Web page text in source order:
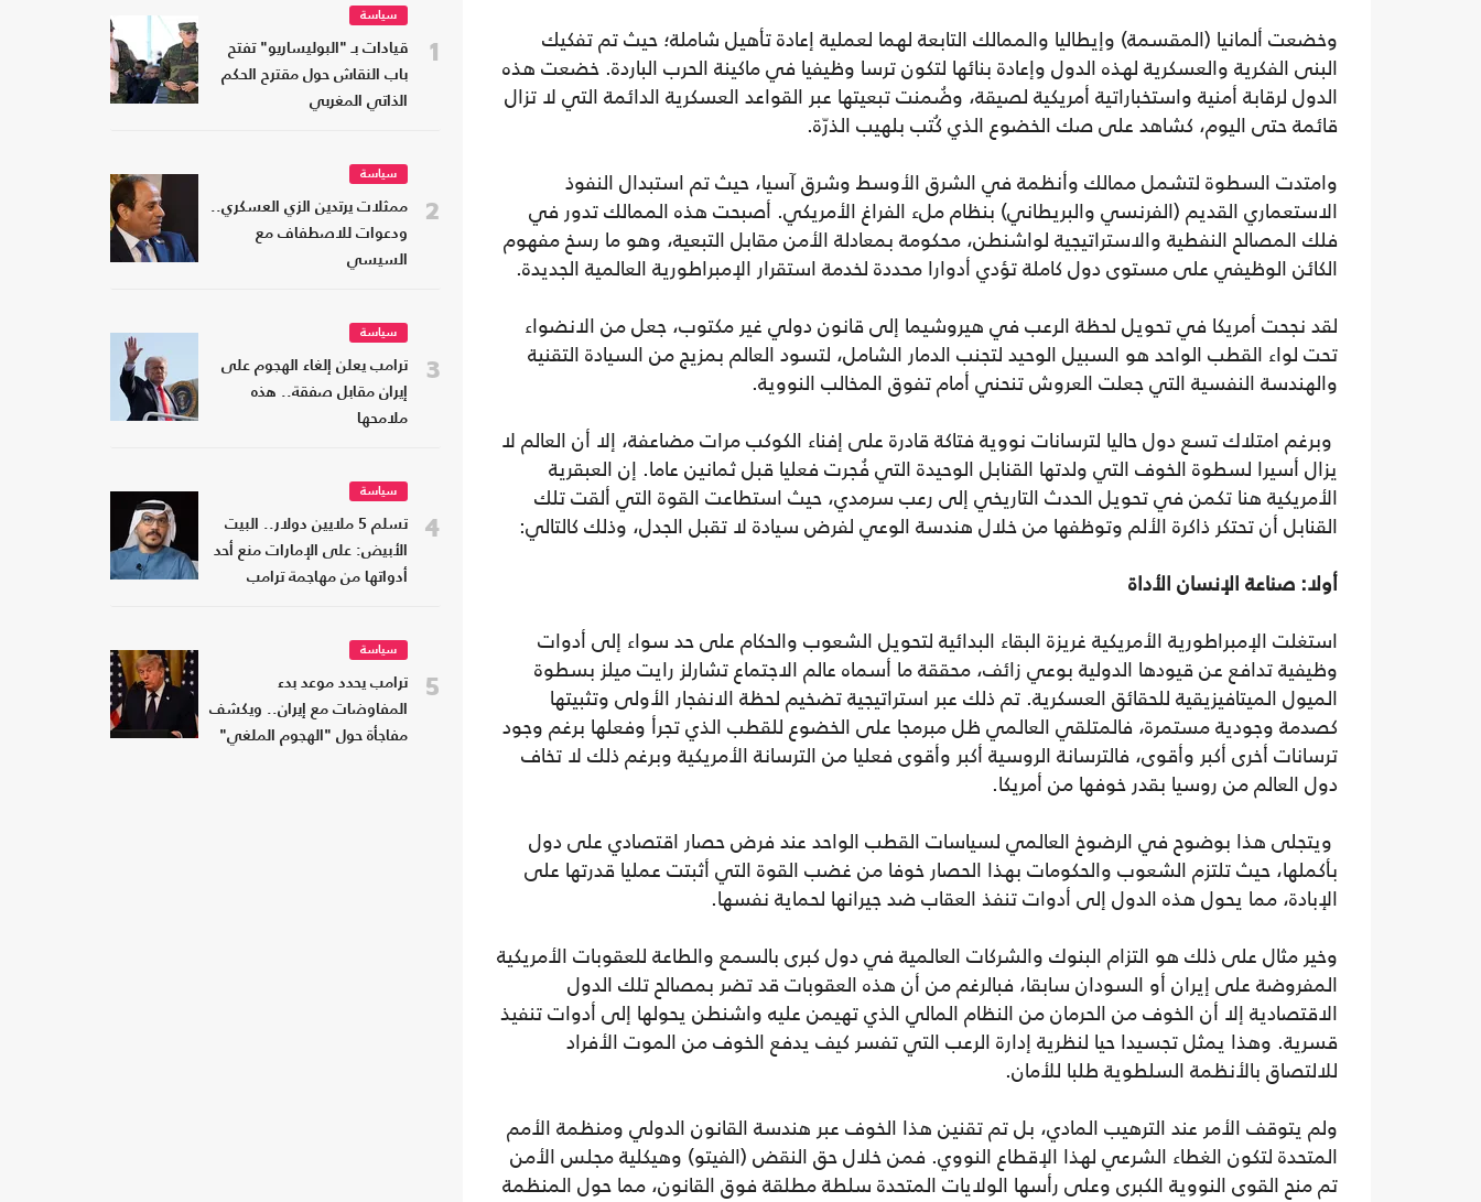
وخضعت ألمانيا (المقسمة) وإيطاليا والممالك التابعة لهما لعملية إعادة تأهيل شاملة؛ حيث تم تفكيك
البنى الفكرية والعسكرية لهذه الدول وإعادة بنائها لتكون ترسا وظيفيا في ماكينة الحرب الباردة. خضعت هذه
الدول لرقابة أمنية واستخباراتية أمريكية لصيقة، وضُمنت تبعيتها عبر القواعد العسكرية الدائمة التي لا تزال
قائمة حتى اليوم، كشاهد على صك الخضوع الذي كُتب بلهيب الذرّة.
وامتدت السطوة لتشمل ممالك وأنظمة في الشرق الأوسط وشرق آسيا، حيث تم استبدال النفوذ
الاستعماري القديم (الفرنسي والبريطاني) بنظام ملء الفراغ الأمريكي. أصبحت هذه الممالك تدور في
فلك المصالح النفطية والاستراتيجية لواشنطن، محكومة بمعادلة الأمن مقابل التبعية، وهو ما رسخ مفهوم
الكائن الوظيفي على مستوى دول كاملة تؤدي أدوارا محددة لخدمة استقرار الإمبراطورية العالمية الجديدة.
لقد نجحت أمريكا في تحويل لحظة الرعب في هيروشيما إلى قانون دولي غير مكتوب، جعل من الانضواء
تحت لواء القطب الواحد هو السبيل الوحيد لتجنب الدمار الشامل، لتسود العالم بمزيج من السيادة التقنية
والهندسة النفسية التي جعلت العروش تنحني أمام تفوق المخالب النووية.
وبرغم امتلاك تسع دول حاليا لترسانات نووية فتاكة قادرة على إفناء الكوكب مرات مضاعفة، إلا أن العالم لا
يزال أسيرا لسطوة الخوف التي ولدتها القنابل الوحيدة التي فُجرت فعليا قبل ثمانين عاما. إن العبقرية
الأمريكية هنا تكمن في تحويل الحدث التاريخي إلى رعب سرمدي، حيث استطاعت القوة التي ألقت تلك
القنابل أن تحتكر ذاكرة الألم وتوظفها من خلال هندسة الوعي لفرض سيادة لا تقبل الجدل، وذلك كالتالي:
أولا: صناعة الإنسان الأداة
استغلت الإمبراطورية الأمريكية غريزة البقاء البدائية لتحويل الشعوب والحكام على حد سواء إلى أدوات
وظيفية تدافع عن قيودها الدولية بوعي زائف، محققة ما أسماه عالم الاجتماع تشارلز رايت ميلز بسطوة
الميول الميتافيزيقية للحقائق العسكرية. تم ذلك عبر استراتيجية تضخيم لحظة الانفجار الأولى وتثبيتها
كصدمة وجودية مستمرة، فالمتلقي العالمي ظل مبرمجا على الخضوع للقطب الذي تجرأ وفعلها برغم وجود
ترسانات أخرى أكبر وأقوى، فالترسانة الروسية أكبر وأقوى فعليا من الترسانة الأمريكية وبرغم ذلك لا تخاف
دول العالم من روسيا بقدر خوفها من أمريكا.
ويتجلى هذا بوضوح في الرضوخ العالمي لسياسات القطب الواحد عند فرض حصار اقتصادي على دول
بأكملها، حيث تلتزم الشعوب والحكومات بهذا الحصار خوفا من غضب القوة التي أثبتت عمليا قدرتها على
الإبادة، مما يحول هذه الدول إلى أدوات تنفذ العقاب ضد جيرانها لحماية نفسها.
وخير مثال على ذلك هو التزام البنوك والشركات العالمية في دول كبرى بالسمع والطاعة للعقوبات الأمريكية
المفروضة على إيران أو السودان سابقا، فبالرغم من أن هذه العقوبات قد تضر بمصالح تلك الدول
الاقتصادية إلا أن الخوف من الحرمان من النظام المالي الذي تهيمن عليه واشنطن يحولها إلى أدوات تنفيذ
قسرية. وهذا يمثل تجسيدا حيا لنظرية إدارة الرعب التي تفسر كيف يدفع الخوف من الموت الأفراد
للالتصاق بالأنظمة السلطوية طلبا للأمان.
ولم يتوقف الأمر عند الترهيب المادي، بل تم تقنين هذا الخوف عبر هندسة القانون الدولي ومنظمة الأمم
المتحدة لتكون الغطاء الشرعي لهذا الإقطاع النووي. فمن خلال حق النقض (الفيتو) وهيكلية مجلس الأمن
تم منح القوى النووية الكبرى وعلى رأسها الولايات المتحدة سلطة مطلقة فوق القانون، مما حول المنظمة
1
سياسة
قيادات بـ "البوليساريو" تفتح
باب النقاش حول مقترح الحكم
الذاتي المغربي
2
سياسة
ممثلات يرتدين الزي العسكري..
ودعوات للاصطفاف مع
السيسي
3
سياسة
ترامب يعلن إلغاء الهجوم على
إيران مقابل صفقة.. هذه
ملامحها
4
سياسة
تسلم 5 ملايين دولار.. البيت
الأبيض: على الإمارات منع أحد
أدواتها من مهاجمة ترامب
5
سياسة
ترامب يحدد موعد بدء
المفاوضات مع إيران.. ويكشف
مفاجأة حول "الهجوم الملغي"